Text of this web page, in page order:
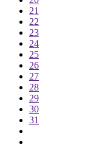
21
22
23
24
25
26
27
28
29
30
31